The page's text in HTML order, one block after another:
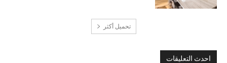
تحميل أكثر
احدث التعليقات